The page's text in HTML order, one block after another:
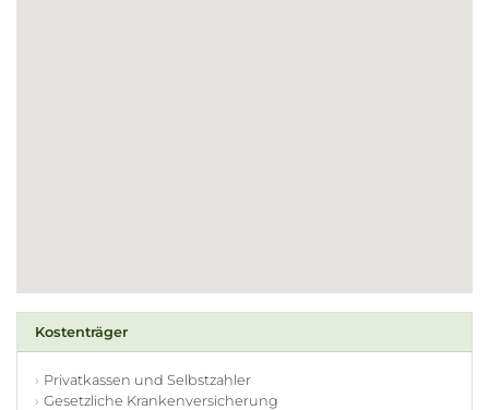
Kostenträger
Privatkassen und Selbstzahler
Gesetzliche Krankenversicherung